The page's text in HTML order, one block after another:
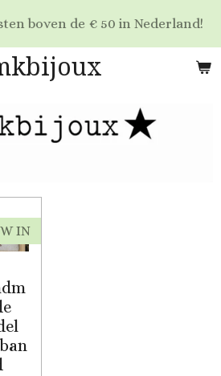
€ 50 in Nederland!
dag
IN